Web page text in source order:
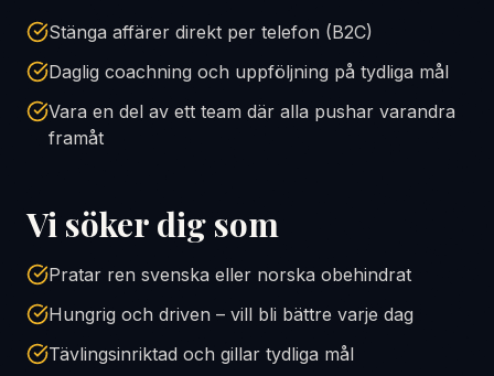
Stänga affärer direkt per telefon (B2C)
Daglig coachning och uppföljning på tydliga mål
Vara en del av ett team där alla pushar varandra
framåt
Vi söker dig som
Pratar ren svenska eller norska obehindrat
Hungrig och driven – vill bli bättre varje dag
Tävlingsinriktad och gillar tydliga mål